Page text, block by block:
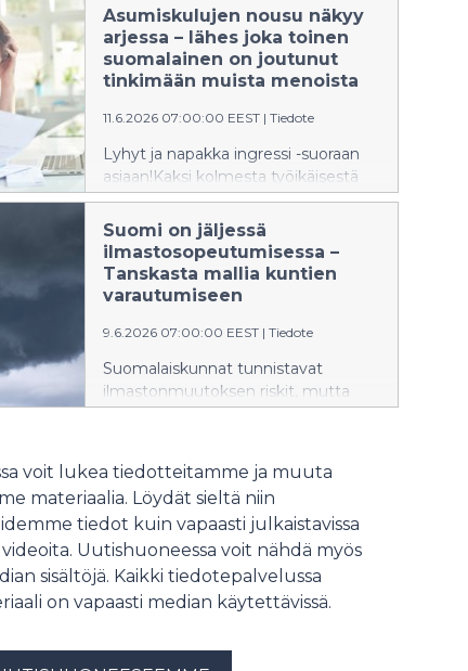
eri tahtiin. Rannikkokunnissa
poliittisia päätöksissä ja
toimintasuunnitelmissa ollaan
sisämaakuntia jäljessä, mutta
käytännön toimissa.
Asumiskulujen nousu näkyy
arjessa – lähes joka toinen
suomalainen on joutunut
tinkimään muista menoista
11.6.2026 07:00:00 EEST | Tiedote
Lyhyt ja napakka ingressi -suoraan
asiaan!Kaksi kolmesta työikäisestä
kertoo asumiskulujensa nousseen
vuoden sisällä, selviää Ifin
teettämästä tutkimuksesta. Samalla
lähes joka toinen sanoo, että
asumiskulut ovat pakottaneet
taloustilanne on tällä hetkellä
kuormittava, ja siksi arjen
varautumisen merkitys korostuu.
Suomi on jäljessä
ilmastosopeutumisessa –
Tanskasta mallia kuntien
varautumiseen
9.6.2026 07:00:00 EEST | Tiedote
Suomalaiskunnat tunnistavat
ilmastonmuutoksen riskit, mutta
ovat jäämässä jälkeen muista
varautumistoimissa.
voit lukea tiedotteitamme ja muuta
materiaalia. Löydät sieltä niin
tiedot kuin vapaasti julkaistavissa
Uutishuoneessa voit nähdä myös
sisältöjä. Kaikki tiedotepalvelussa
on vapaasti median käytettävissä.